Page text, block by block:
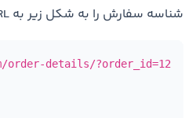
شناسه سفارش را به شکل زیر به URL اضافه کنید:
order-details/?order_id=12